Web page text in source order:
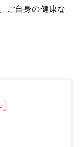
ご自身の健康な
]